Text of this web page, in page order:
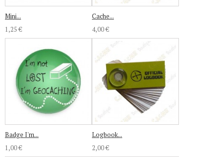
Mini...
1,25 €
Cache...
4,00 €
Badge I'm...
1,00 €
Logbook...
2,00 €